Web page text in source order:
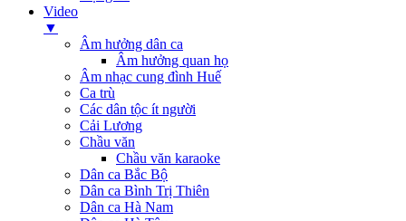
Video
▼
Âm hưởng dân ca
Âm hưởng quan họ
Âm nhạc cung đình Huế
Ca trù
Các dân tộc ít người
Cải Lương
Chầu văn
Chầu văn karaoke
Dân ca Bắc Bộ
Dân ca Bình Trị Thiên
Dân ca Hà Nam